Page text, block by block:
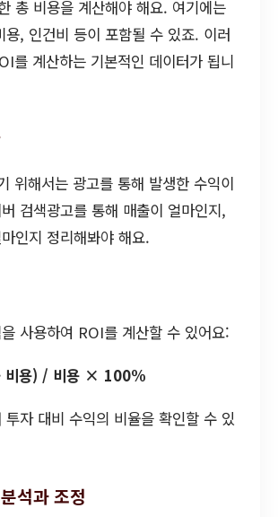
총 비용을 계산해야 해요. 여기에는
용, 인건비 등이 포함될 수 있죠. 이러
를 계산하는 기본적인 데이터가 됩니
위해서는 광고를 통해 발생한 수익이
검색광고를 통해 매출이 얼마인지,
인지 정리해봐야 해요.
사용하여 ROI를 계산할 수 있어요:
비용) / 비용 × 100%
투자 대비 수익의 비율을 확인할 수 있
석과 조정